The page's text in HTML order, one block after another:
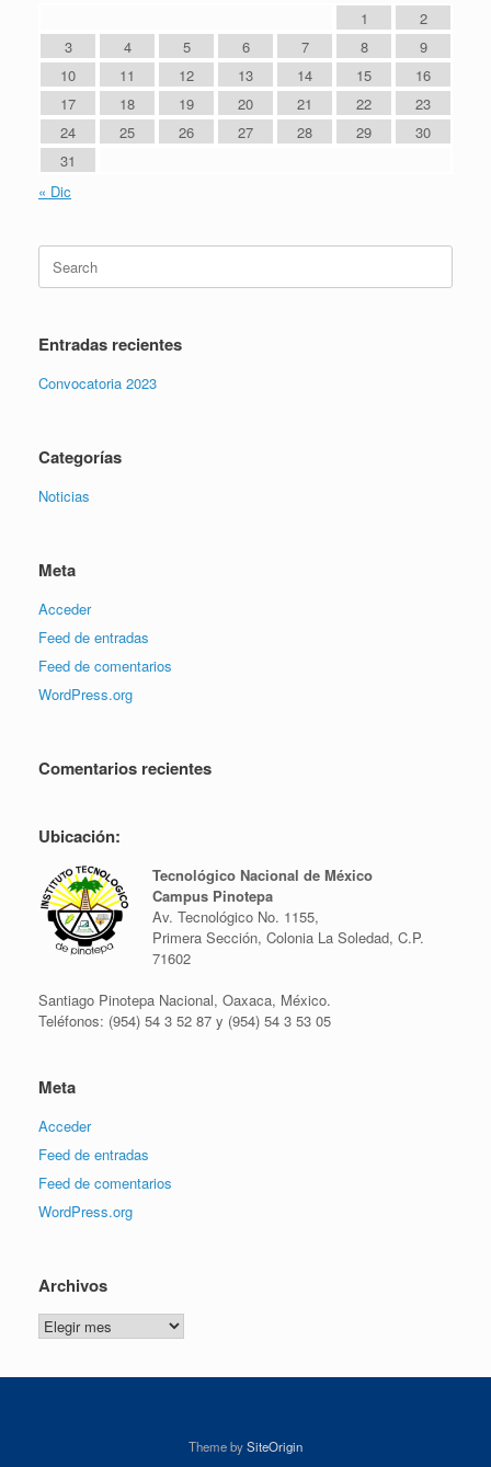
1
2
3
4 5 6 7 8
9
10
11 12 13 14 15
16
17
18 19 20 21 22
23
24
25 26 27 28 29
30
31
« Dic
Entradas recientes
Convocatoria 2023
Categorías
Noticias
Meta
Acceder
Feed de entradas
Feed de comentarios
WordPress.org
Comentarios recientes
Ubicación:
Tecnológico Nacional de México
Campus Pinotepa
Av. Tecnológico No. 1155,
Primera Sección, Colonia La Soledad, C.P.
71602
Santiago Pinotepa Nacional, Oaxaca, México.
Teléfonos: (954) 54 3 52 87 y (954) 54 3 53 05
Meta
Acceder
Feed de entradas
Feed de comentarios
WordPress.org
Archivos
Theme bySiteOrigin